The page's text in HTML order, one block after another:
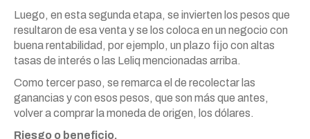
Luego, en esta segunda etapa, se invierten los pesos que
resultaron de esa venta y se los coloca en un negocio con
buena rentabilidad, por ejemplo, un plazo fijo con altas
tasas de interés o las Leliq mencionadas arriba.
Como tercer paso, se remarca el de recolectar las
ganancias y con esos pesos, que son más que antes,
volver a comprar la moneda de origen, los dólares.
Riesgo o beneficio.